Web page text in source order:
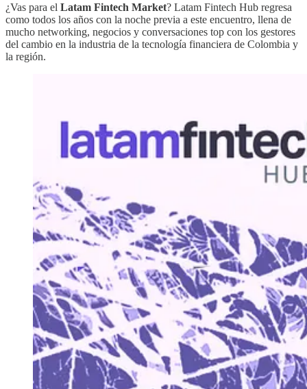
​¿Vas para el Latam Fintech Market? Latam Fintech Hub regresa
como todos los años con la noche previa a este encuentro, llena de
mucho networking, negocios y conversaciones top con los gestores
del cambio en la industria de la tecnología financiera de Colombia y
la región.